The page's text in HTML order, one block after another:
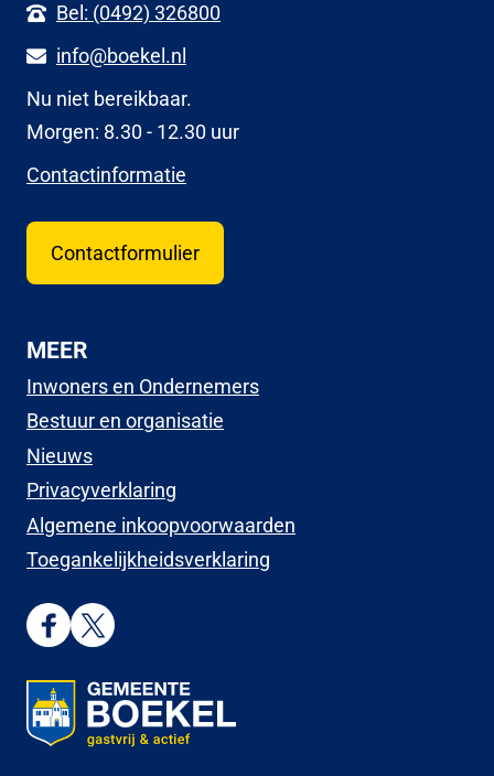
Bel: (0492) 326800
info@boekel.nl
Nu niet bereikbaar.
Morgen: 8.30 - 12.30 uur
Contactinformatie
Contactformulier
MEER
Inwoners en Ondernemers
Bestuur en organisatie
Nieuws
Privacyverklaring
Algemene inkoopvoorwaarden
Toegankelijkheidsverklaring